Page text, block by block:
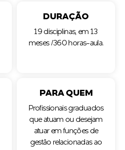
DURAÇÃO
19 disciplinas, em 13
meses /360 horas-aula.
PARA QUEM
Profissionais graduados
que atuam ou desejam
atuar em funções de
gestão relacionadas ao